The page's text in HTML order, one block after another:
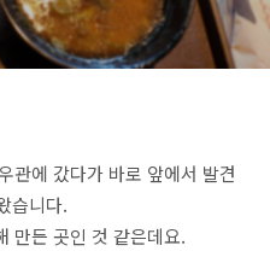
관에 갔다가 바로 앞에서 발견
습니다.
만든 곳인 것 같은데요.